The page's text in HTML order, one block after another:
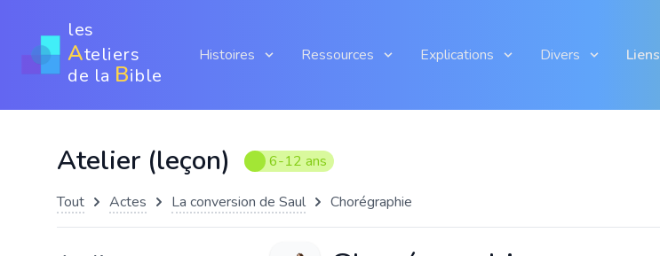
les
Ateliers
de la Bible
Histoires Ressources Explications Divers Liens
Atelier (leçon) 6-12 ans
Tout Actes La conversion de Saul Chorégraphie